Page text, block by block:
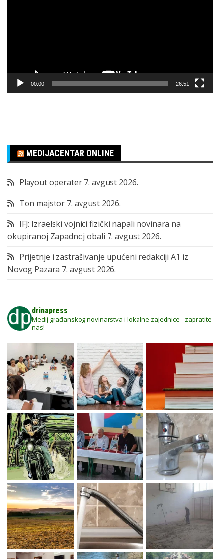
00:00 26:51
MEDIJACENTAR ONLINE
Playout operater 7. avgust 2026.
Ton majstor 7. avgust 2026.
IFJ: Izraelski vojnici fizički napali novinara na
okupiranoj Zapadnoj obali 7. avgust 2026.
Prijetnje i zastrašivanje upućeni redakciji A1 iz
Novog Pazara 7. avgust 2026.
drinapress
Medij građanskog novinarstva i lokalne zajednice - zapratite
nas!